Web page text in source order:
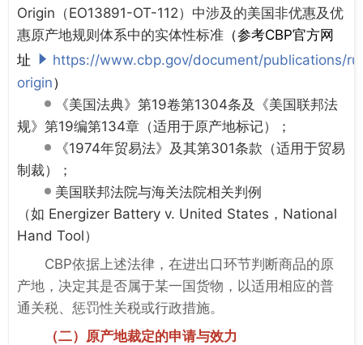
Origin （EO13891-OT-112）中涉及的美国非优惠及优
惠原产地规则体系中的实体性标准 （参考CBP官方网
址
https://www.cbp.gov/document/publications/
origin）
《美国法典》第19卷第1304条及《美国联邦法
规》第19编第134章（适用于原产地标记）；
《1974年贸易法》及其第301条款（适用于贸易
制裁）；
美国联邦法院与海关法院相关判例
（如 Energizer Battery v. United States，National
Hand Tool）
CBP依据上述法律，在进出口环节判断商品的原
产地，决定其是否属于某一国货物，以适用相应的普
通关税、惩罚性关税或行政措施。
（二）原产地裁定的申请与效力